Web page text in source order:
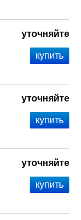
уточняйте
уточняйте
уточняйте